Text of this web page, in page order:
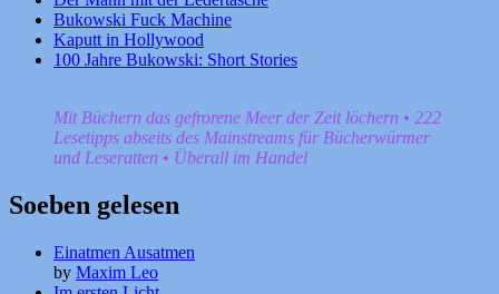
Bukowski Fuck Machine
Kaputt in Hollywood
100 Jahre Bukowski: Short Stories
Mit Büchern das gefrorene Meer der Zeit löchern • 222
Lesetipps abseits des Mainstreams für Bücherwürmer
und Leseratten • Überall im Handel
Soeben gelesen
Einatmen Ausatmen
by Maxim Leo